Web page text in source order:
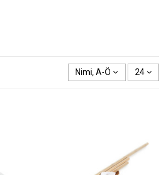
Nimi, A-Ö 24